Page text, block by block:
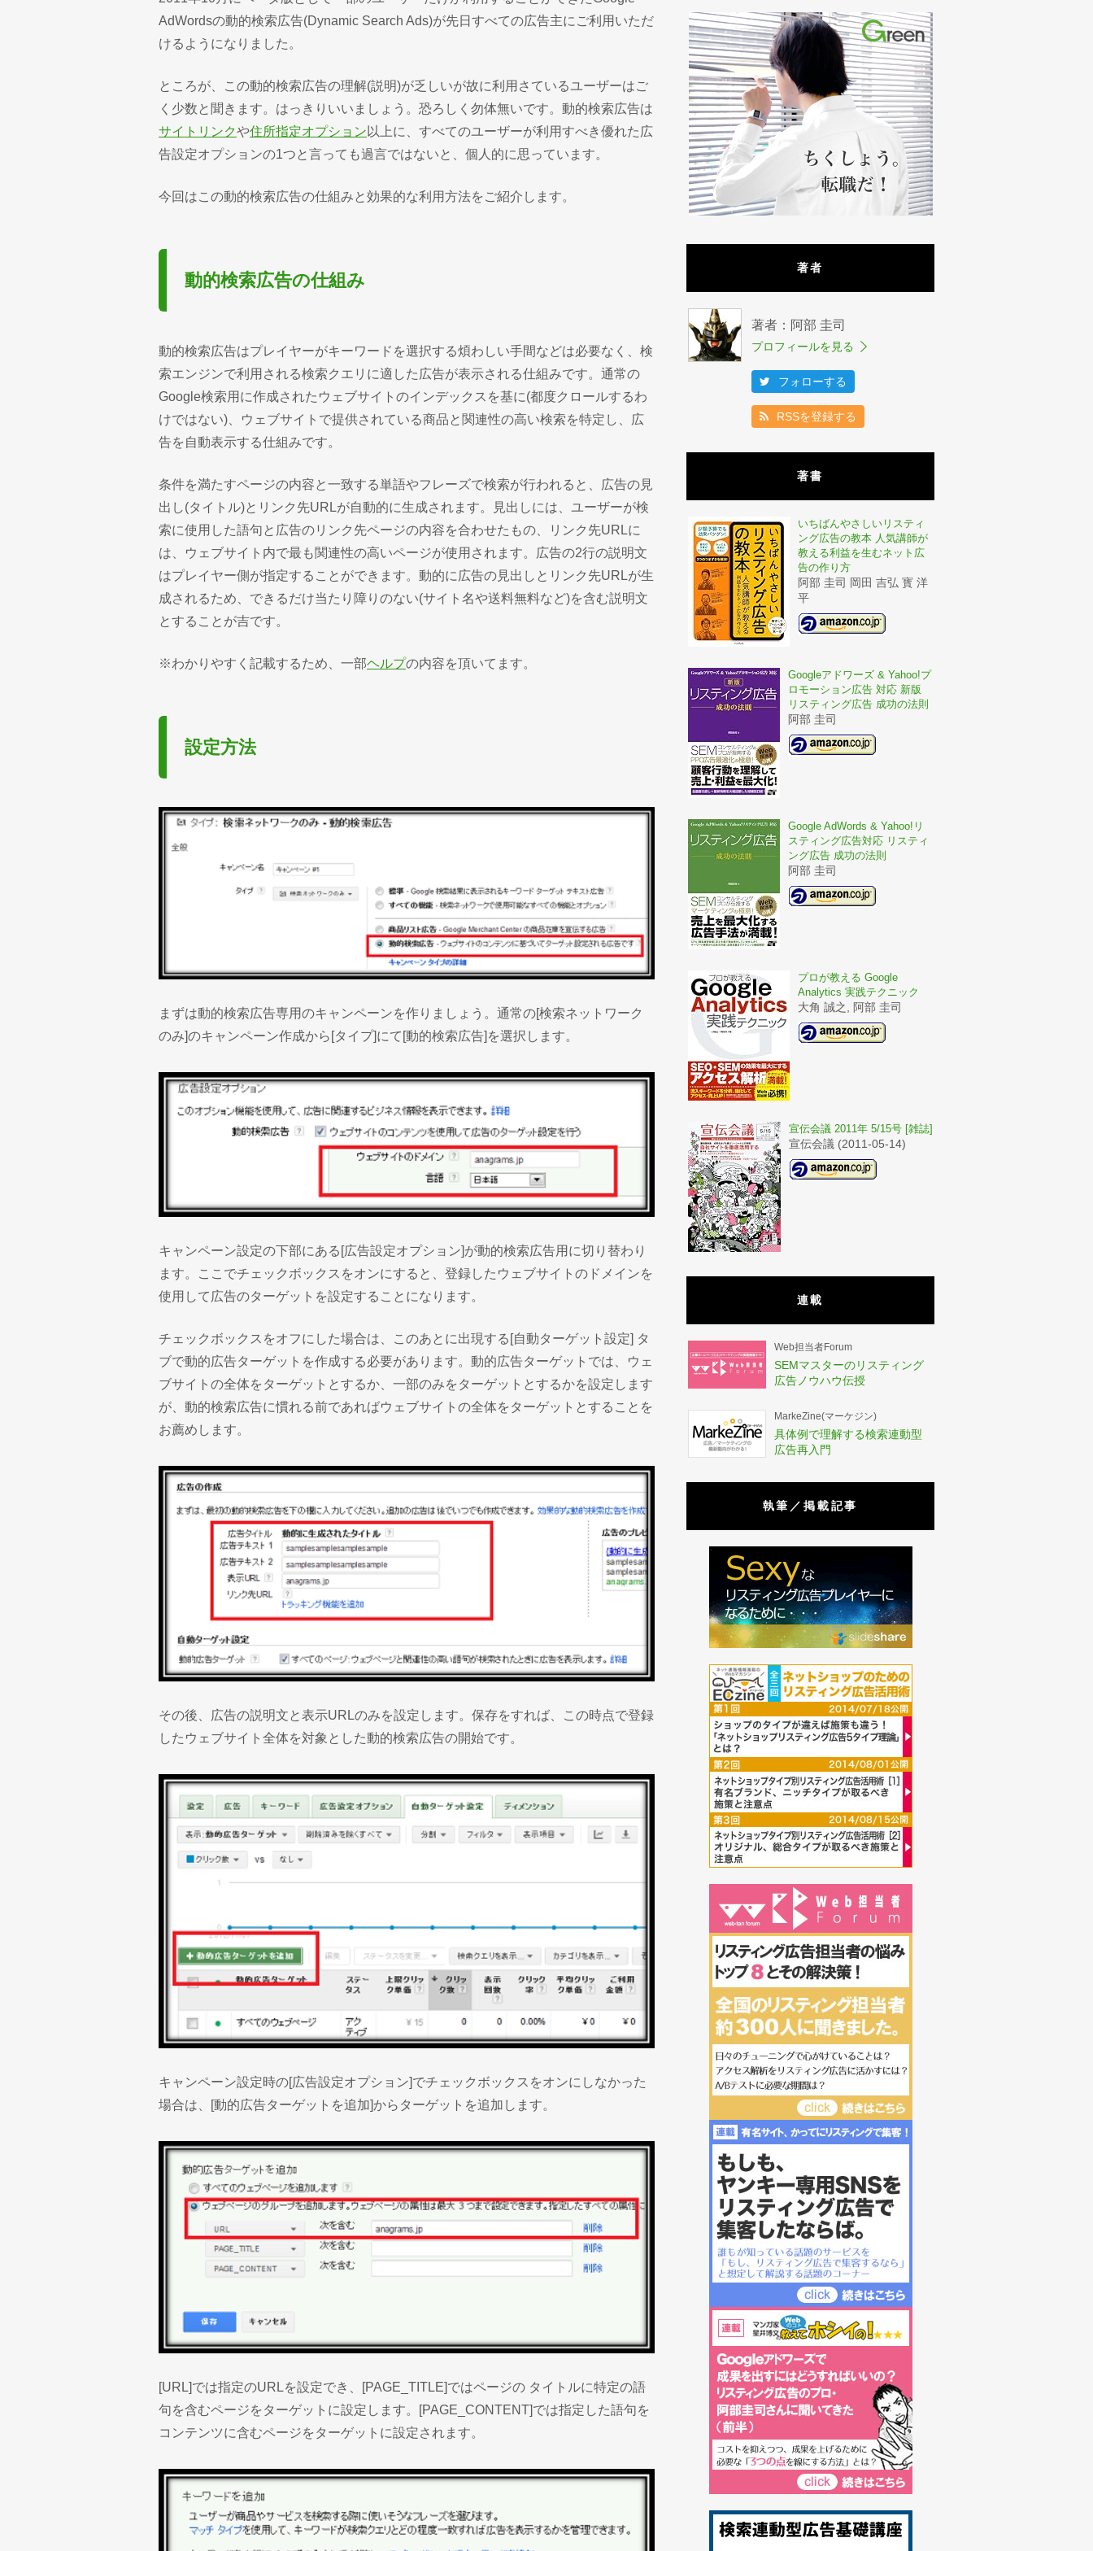
AdWordsの動的検索広告(Dynamic Search Ads)が先日すべての広告主にご利用いただ
けるようになりました。
ところが、この動的検索広告の理解(説明)が乏しいが故に利用さているユーザーはご
く少数と聞きます。はっきりいいましょう。恐ろしく勿体無いです。動的検索広告は
サイトリンクや住所指定オプション 以上に、すべてのユーザーが利用すべき優れた広
告設定オプションの1つと言っても過言ではないと、個人的に思っています。
今回はこの動的検索広告の仕組みと効果的な利用方法をご紹介します。
動的検索広告の仕組み
動的検索広告はプレイヤーがキーワードを選択する煩わしい手間などは必要なく、検
索エンジンで利用される検索クエリに適した広告が表示される仕組みです。通常の
Google検索用に作成されたウェブサイトのインデックスを基に(都度クロールするわ
けではない)、ウェブサイトで提供されている商品と関連性の高い検索を特定し、広
告を自動表示する仕組みです。
条件を満たすページの内容と一致する単語やフレーズで検索が行われると、広告の見
出し(タイトル)とリンク先URLが自動的に生成されます。見出しには、ユーザーが検
索に使用した語句と広告のリンク先ページの内容を合わせたもの、リンク先URLに
は、ウェブサイト内で最も関連性の高いページが使用されます。広告の2行の説明文
はプレイヤー側が指定することができます。動的に広告の見出しとリンク先URLが生
成されるため、できるだけ当たり障りのない(サイト名や送料無料など)を含む説明文
とすることが吉です。
※わかりやすく記載するため、一部ヘルプの内容を頂いてます。
設定方法
まずは動的検索広告専用のキャンペーンを作りましょう。通常の[検索ネットワーク
のみ]のキャンペーン作成から[タイプ]にて[動的検索広告]を選択します。
キャンペーン設定の下部にある[広告設定オプション]が動的検索広告用に切り替わり
ます。ここでチェックボックスをオンにすると、登録したウェブサイトのドメインを
使用して広告のターゲットを設定することになります。
チェックボックスをオフにした場合は、このあとに出現する[自動ターゲット設定] タ
ブで動的広告ターゲットを作成する必要があります。動的広告ターゲットでは、ウェ
ブサイトの全体をターゲットとするか、一部のみをターゲットとするかを設定します
が、動的検索広告に慣れる前であればウェブサイトの全体をターゲットとすることを
お薦めします。
その後、広告の説明文と表示URLのみを設定します。保存をすれば、この時点で登録
したウェブサイト全体を対象とした動的検索広告の開始です。
キャンペーン設定時の[広告設定オプション]でチェックボックスをオンにしなかった
場合は、[動的広告ターゲットを追加]からターゲットを追加します。
[URL]では指定のURLを設定でき、[PAGE_TITLE]ではページの タイトルに特定の語
句を含むページをターゲットに設定します。[PAGE_CONTENT]では指定した語句を
コンテンツに含むページをターゲットに設定されます。
著者
著者：阿部 圭司
プロフィールを見る
フォローする
RSSを登録する
著書
いちばんやさしいリスティ
ング広告の教本 人気講師が
教える利益を生むネット広
告の作り方
阿部 圭司 岡田 吉弘 寳 洋
平
Googleアドワーズ & Yahoo!プ
ロモーション広告 対応 新版
リスティング広告 成功の法則
阿部 圭司
Google AdWords & Yahoo!リ
スティング広告対応 リスティ
ング広告 成功の法則
阿部 圭司
プロが教える Google
Analytics 実践テクニック
大角 誠之, 阿部 圭司
宣伝会議 2011年 5/15号 [雑誌]
宣伝会議 (2011-05-14)
連載
Web担当者Forum
SEMマスターのリスティング
広告ノウハウ伝授
MarkeZine(マーケジン)
具体例で理解する検索連動型
広告再入門
執筆／掲載記事